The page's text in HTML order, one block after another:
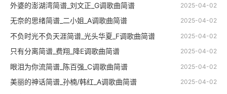
2025-04-02
外婆的澎湖湾简谱_刘文正_G调歌曲简谱
2025-04-02
无奈的思绪简谱_二小姐_A调歌曲简谱
2025-04-02
不负时光不负天涯简谱_光头华夏_F调歌曲简谱
2025-04-02
只有分离简谱_费翔_降E调歌曲简谱
2025-04-02
眼泪为你流简谱_陈百强_C调歌曲简谱
2025-04-02
美丽的神话简谱_孙楠/韩红_A调歌曲简谱